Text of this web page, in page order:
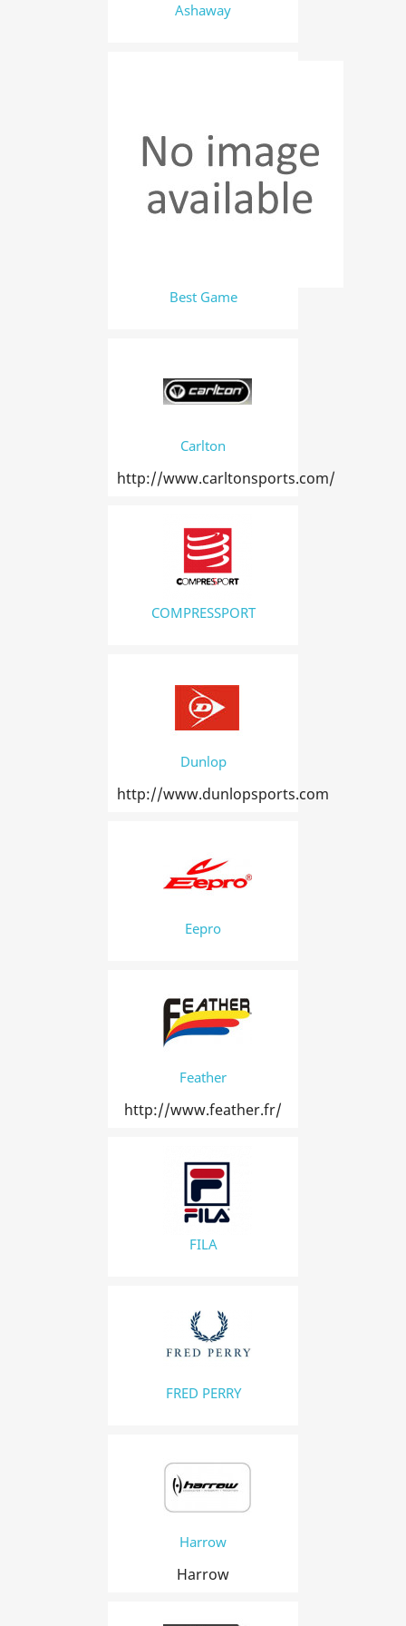
Ashaway
Best Game
Carlton
http://www.carltonsports.com/
COMPRESSPORT
Dunlop
http://www.dunlopsports.com
Eepro
Feather
http://www.feather.fr/
FILA
FRED PERRY
Harrow
Harrow